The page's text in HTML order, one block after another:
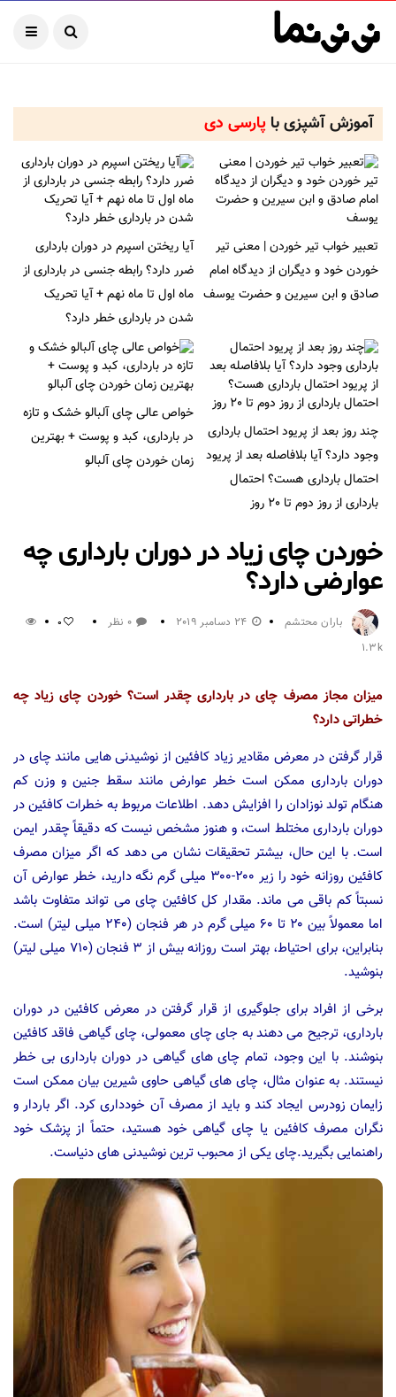
آموزش آشپزی با پارسی دی
تعبیر خواب تیر خوردن | معنی تیر
خوردن خود و دیگران از دیدگاه امام
صادق و ابن سیرین و حضرت یوسف
آیا ریختن اسپرم در دوران بارداری
ضرر دارد؟ رابطه جنسی در بارداری از
ماه اول تا ماه نهم + آیا تحریک
شدن در بارداری خطر دارد؟
چند روز بعد از پریود احتمال بارداری
وجود دارد؟ آیا بلافاصله بعد از پریود
احتمال بارداری هست؟ احتمال
بارداری از روز دوم تا 20 روز
خواص عالی چای آلبالو خشک و تازه
در بارداری، کبد و پوست + بهترین
زمان خوردن چای آلبالو
خوردن چای زیاد در دوران بارداری چه
عوارضی دارد؟
باران محتشم 24 دسامبر 2019 0 نظر 0
1.3k
میزان مجاز مصرف چای در بارداری چقدر است؟ خوردن چای زیاد چه
خطراتی دارد؟
قرار گرفتن در معرض مقادیر زیاد کافئین از نوشیدنی هایی مانند چای در
دوران بارداری ممکن است خطر عوارض مانند سقط جنین و وزن کم
هنگام تولد نوزادان را افزایش دهد. اطلاعات مربوط به خطرات کافئین در
دوران بارداری مختلط است، و هنوز مشخص نیست که دقیقاً چقدر ایمن
است. با این حال، بیشتر تحقیقات نشان می دهد که اگر میزان مصرف
کافئین روزانه خود را زیر ۲۰۰-۳۰۰ میلی گرم نگه دارید، خطر عوارض آن
نسبتاً کم باقی می ماند. مقدار کل کافئین چای می تواند متفاوت باشد
اما معمولاً بین ۲۰ تا ۶۰ میلی گرم در هر فنجان (۲۴۰ میلی لیتر) است.
بنابراین، برای احتیاط، بهتر است روزانه بیش از ۳ فنجان (۷۱۰ میلی لیتر)
بنوشید.
برخی از افراد برای جلوگیری از قرار گرفتن در معرض کافئین در دوران
بارداری، ترجیح می دهند به جای چای معمولی، چای گیاهی فاقد کافئین
بنوشند. با این وجود، تمام چای های گیاهی در دوران بارداری بی خطر
نیستند. به عنوان مثال، چای های گیاهی حاوی شیرین بیان ممکن است
زایمان زودرس ایجاد کند و باید از مصرف آن خودداری کرد. اگر باردار و
نگران مصرف کافئین یا چای گیاهی خود هستید، حتماً از پزشک خود
راهنمایی بگیرید.چای یکی از محبوب ترین نوشیدنی های دنیاست.